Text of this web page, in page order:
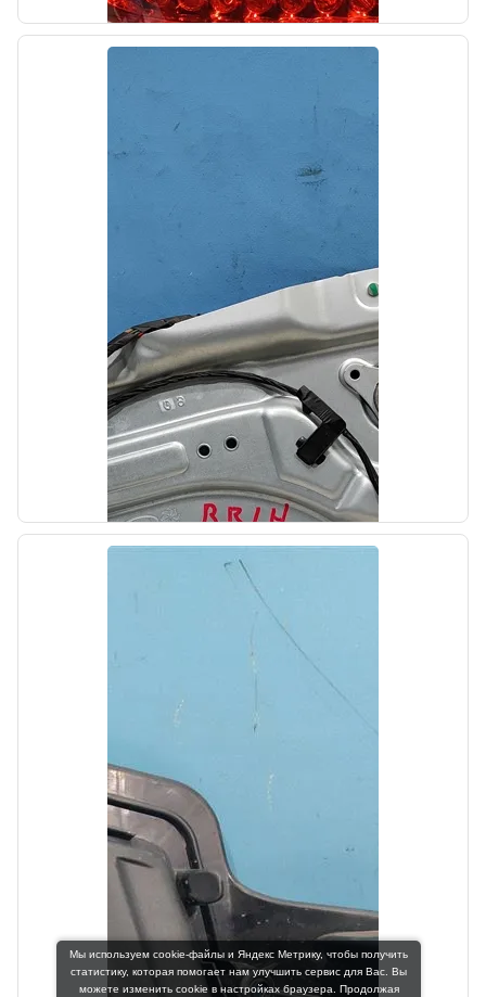
Hyundai-KIA
Цена: 6000,00₽
б/у
Фонарь левый Kia Ceed 1 2009-2012
OEM: 924011H360
Производитель:
Hyundai-KIA
20000,00₽
Автолайн
б/у
Стеклоподъемник задний левый Kia
Cerato 2 TD 2008-2013
OEM: 834011M010
Производитель:
Мы используем cookie-файлы и Яндекс Метрику, чтобы получить
статистику, которая помогает нам улучшить сервис для Вас. Вы
можете изменить cookie в настройках браузера. Продолжая